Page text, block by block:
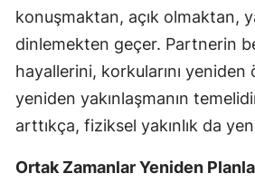
konuşmaktan, açık olmaktan,
dinlemekten geçer. Partnerin
hayallerini, korkularını yeniden
yeniden yakınlaşmanın
arttıkça, fiziksel yakınlık da
Ortak Zamanlar Yeniden